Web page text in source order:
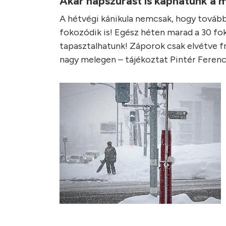
A hétvégi kánikula nemcsak, hogy
fokozódik is! Egész héten marad a 30
tapasztalhatunk! Záporok csak elvétve
nagy melegen – tájékoztat Pintér